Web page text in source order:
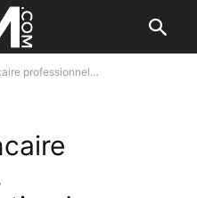
professionnel…